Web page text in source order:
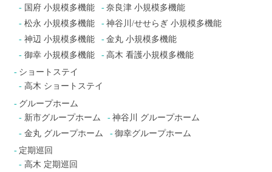
国府 小規模多機能
奈良津 小規模多機能
松永 小規模多機能
神谷川/せせらぎ 小規模多機能
神辺 小規模多機能
金丸 小規模多機能
御幸 小規模多機能
高木 看護小規模多機能
ショートステイ
高木 ショートステイ
グループホーム
新市グループホーム
神谷川 グループホーム
金丸 グループホーム
御幸グループホーム
定期巡回
高木 定期巡回